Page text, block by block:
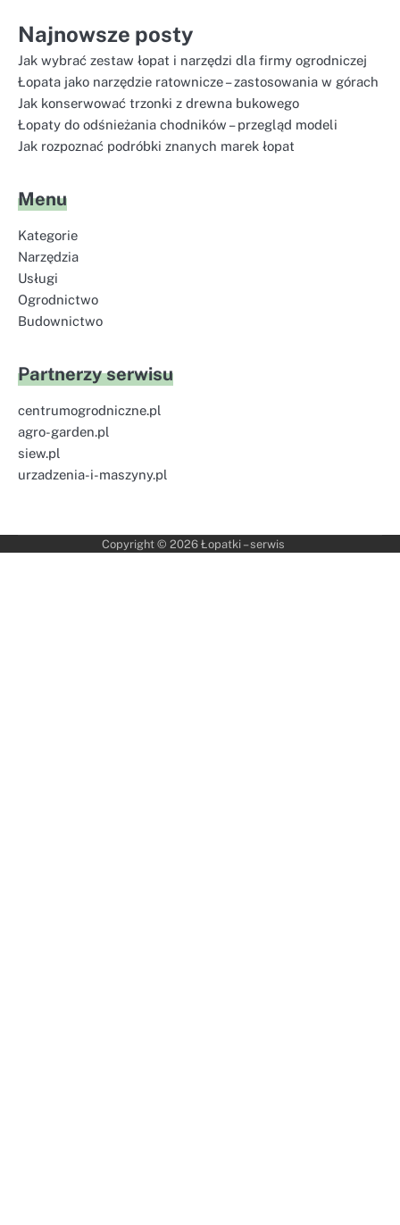
Najnowsze posty
Jak wybrać zestaw łopat i narzędzi dla firmy ogrodniczej
Łopata jako narzędzie ratownicze – zastosowania w górach
Jak konserwować trzonki z drewna bukowego
Łopaty do odśnieżania chodników – przegląd modeli
Jak rozpoznać podróbki znanych marek łopat
Menu
Kategorie
Narzędzia
Usługi
Ogrodnictwo
Budownictwo
Partnerzy serwisu
centrumogrodniczne.pl
agro-garden.pl
siew.pl
urzadzenia-i-maszyny.pl
Copyright © 2026 Łopatki – serwis